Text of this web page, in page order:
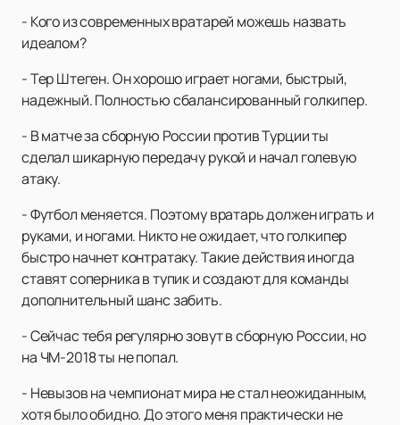
- Кого из современных вратарей можешь назвать
идеалом?
- Тер Штеген. Он хорошо играет ногами, быстрый,
надежный. Полностью сбалансированный голкипер.
- В матче за сборную России против Турции ты
сделал шикарную передачу рукой и начал голевую
атаку.
- Футбол меняется. Поэтому вратарь должен играть и
руками, и ногами. Никто не ожидает, что голкипер
быстро начнет контратаку. Такие действия иногда
ставят соперника в тупик и создают для команды
дополнительный шанс забить.
- Сейчас тебя регулярно зовут в сборную России, но
на ЧМ-2018 ты не попал.
- Невызов на чемпионат мира не стал неожиданным,
хотя было обидно. До этого меня практически не